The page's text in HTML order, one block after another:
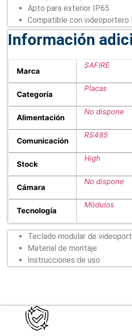
Apto para exterior IP65
Compatible con videoportero
Información
Marca
SAFIRE
Categoría
Placas
Alimentación
No dispone
Comunicación
RS485
Stock
High
Cámara
No dispone
Tecnología
Módulos
Teclado modular de
Material de montaje
Instrucciones de uso